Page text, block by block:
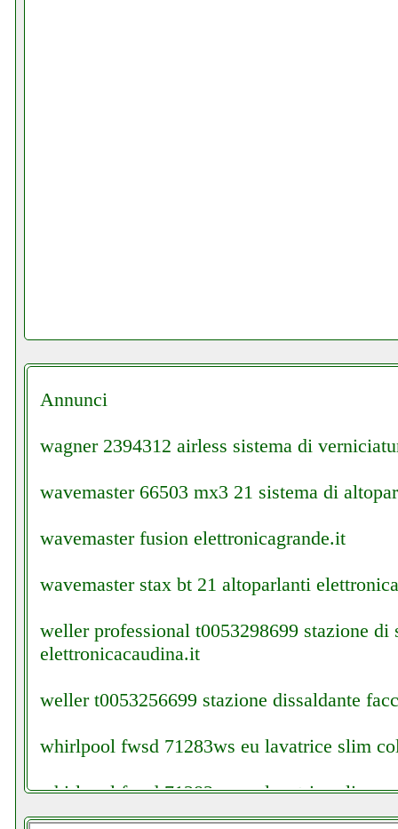
Elettroonline - Ecommerce Ecommerce
Annunci
wagner 2394312 airless sistema di
wavemaster 66503 mx3 21 sistema di
wavemaster fusion elettronicagrande.it
wavemaster stax bt 21 altoparlanti
weller professional t0053298699 stazione di
elettronicacaudina.it
weller t0053256699 stazione dissaldante
whirlpool fwsd 71283ws eu lavatrice slim
whirlpool fwsd 71283ws eu lavatrice slim